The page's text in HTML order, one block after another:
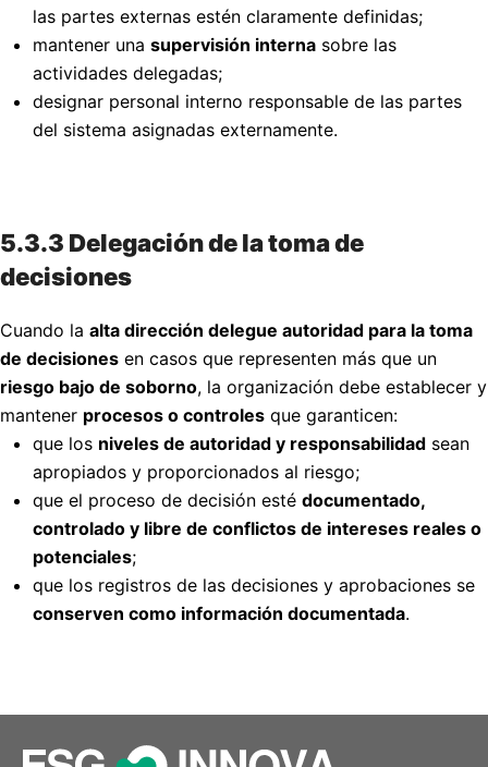
las partes externas estén claramente definidas;
mantener una supervisión interna sobre las
actividades delegadas;
designar personal interno responsable de las partes
del sistema asignadas externamente.
5.3.3 Delegación de la toma de
decisiones
Cuando la alta dirección delegue autoridad para la toma
de decisiones en casos que representen más que un
riesgo bajo de soborno, la organización debe establecer y
mantener procesos o controles que garanticen:
que los niveles de autoridad y responsabilidad sean
apropiados y proporcionados al riesgo;
que el proceso de decisión esté documentado,
controlado y libre de conflictos de intereses reales o
potenciales;
que los registros de las decisiones y aprobaciones se
conserven como información documentada.